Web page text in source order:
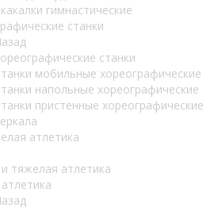
гимнастические
станки
станки
мобильные хореографические
напольные хореографические
пристенные хореографические
атлетика
и тяжелая атлетика